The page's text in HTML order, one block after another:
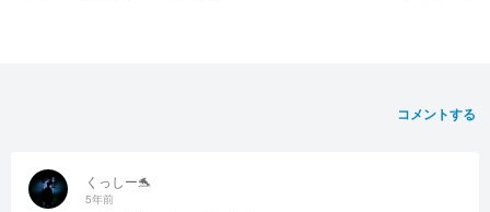
コメントする
くっしー🐬
5年前